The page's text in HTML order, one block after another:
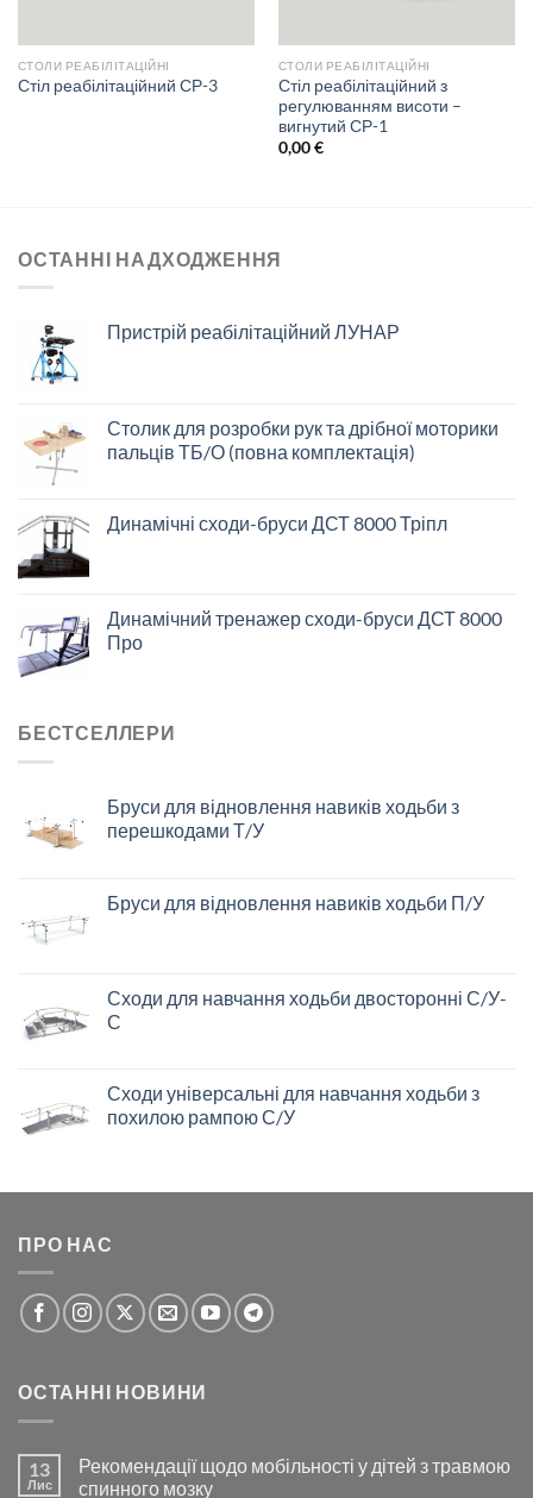
СТОЛИ РЕАБІЛІТАЦІЙНІ
Стіл реабілітаційний СР-3
СТОЛИ РЕАБІЛІТАЦІЙНІ
Стіл реабілітаційний з
регулюванням висоти –
вигнутий СР-1
0,00€
ОСТАННІ НАДХОДЖЕННЯ
Пристрій реабілітаційний ЛУНАР
Столик для розробки рук та дрібної моторики
пальців ТБ/О (повна комплектація)
Динамічні сходи-бруси ДСТ 8000 Тріпл
Динамічний тренажер сходи-бруси ДСТ 8000
Про
БЕСТСЕЛЛЕРИ
Бруси для відновлення навиків ходьби з
перешкодами Т/У
Бруси для відновлення навиків ходьби П/У
Сходи для навчання ходьби двосторонні С/У-
С
Сходи універсальні для навчання ходьби з
похилою рампою С/У
ПРО НАС
ОСТАННІ НОВИНИ
13
Лис
Рекомендації щодо мобільності у дітей з травмою
спинного мозку